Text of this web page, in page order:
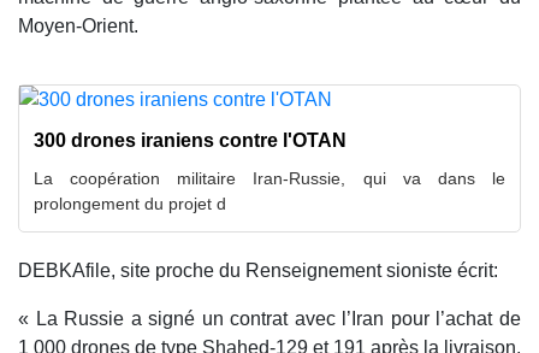
Moyen-Orient.
300 drones iraniens contre l'OTAN
La coopération militaire Iran-Russie, qui va dans le
prolongement du projet d
DEBKAfile, site proche du Renseignement sioniste écrit:
« La Russie a signé un contrat avec l’Iran pour l’achat de
1 000 drones de type Shahed-129 et 191 après la livraison,